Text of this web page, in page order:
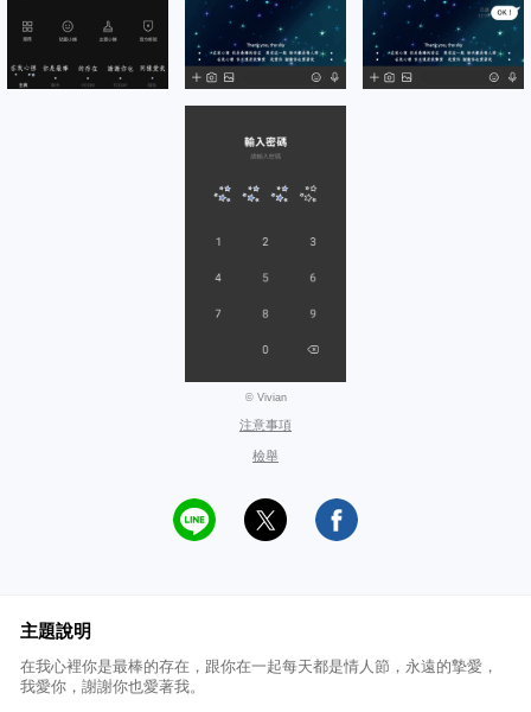
© Vivian
注意事項
檢舉
主題說明
在我心裡你是最棒的存在，跟你在一起每天都是情人節，永遠的摯愛，
我愛你，謝謝你也愛著我。